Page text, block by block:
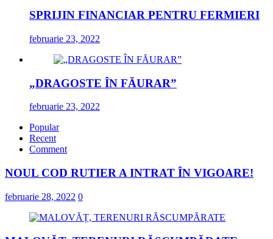
SPRIJIN FINANCIAR PENTRU FERMIERI
februarie 23, 2022
„DRAGOSTE ÎN FĂURAR”
februarie 23, 2022
Popular
Recent
Comment
NOUL COD RUTIER A INTRAT ÎN VIGOARE!
februarie 28, 2022 0